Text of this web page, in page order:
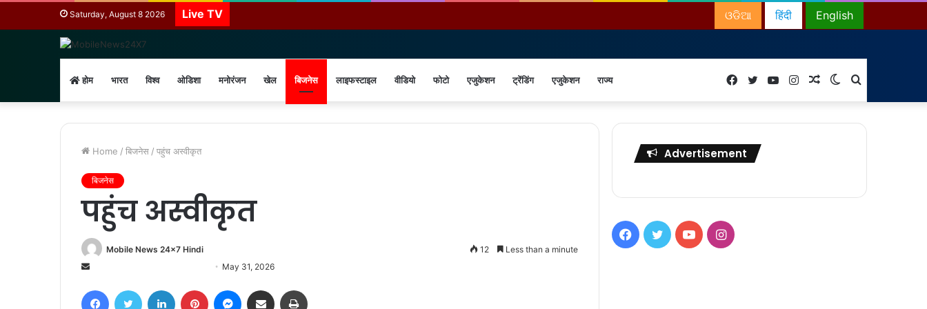
Saturday, August 8 2026 Live TV English
हिंदी
ଓଡିଆ
होम भारत विश्व ओडिशा मनोरंजन खेल बिजनेस लाइफस्टाइल वीडियो फोटो एजुकेशन ट्रेंडिंग एजुकेशन राज्य
for
Switch
skin
Random
Article
Instagram
YouTube
Twitter
Facebook
Home / बिजनेस / पहुंच अस्वीकृत
बिजनेस
पहुंच अस्वीकृत
Mobile News 24x7 Hindi
Send
email
May 31, 2026
12 Less than a minute
FacebookTwitter LinkedIn Pinterest Messenger
Share via Email
Advertisement
Facebook
TwitterYouTubeInstagram